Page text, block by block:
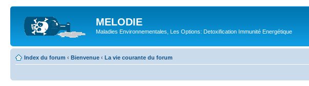
MELODIE
Maladies Environnementales, Les Options: Detoxification Immunité Energétique
Index du forum ‹ Bienvenue ‹ La vie courante du forum